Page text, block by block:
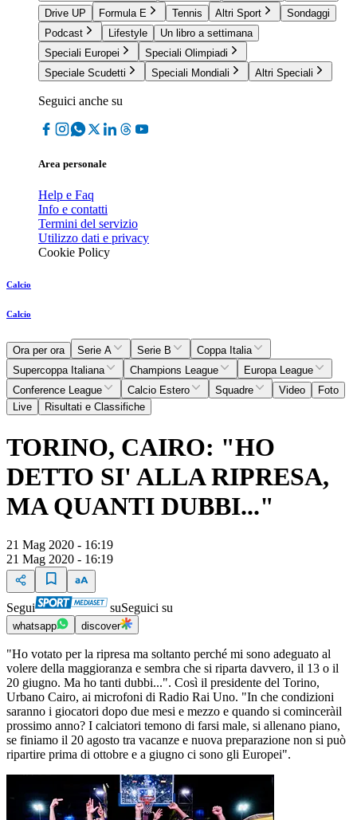
Drive UP
Formula E Tennis Altri Sport
Sondaggi
Podcast
Lifestyle
Un libro a settimana
Speciali Europei
Speciali Olimpiadi
Speciale Scudetti
Speciali Mondiali Altri Speciali
Seguici anche su
Area personale
Help e Faq
Info e contatti
Termini del servizio
Utilizzo dati e privacy
Cookie Policy
Calcio
Calcio
Ora per ora Serie A Serie B
Coppa Italia
Supercoppa Italiana
Champions League
Europa League
Conference League
Calcio Estero Squadre Video
Foto
Live
Risultati e Classifiche
TORINO, CAIRO: "HO
DETTO SI' ALLA RIPRESA,
MA QUANTI DUBBI..."
21 Mag 2020 - 16:19
21 Mag 2020 - 16:19
Segui suSeguici su
whatsapp discover
"Ho votato per la ripresa ma soltanto perché mi sono adeguato al
volere della maggioranza e sembra che si riparta davvero, il 13 o il
20 giugno. Ma ho tanti dubbi...". Così il presidente del Torino,
Urbano Cairo, ai microfoni di Radio Rai Uno. "In che condizioni
saranno i giocatori dopo due mesi e mezzo e quando si cominceràil
prossimo anno? I calciatori temono di farsi male, si allenano piano,
se finiamo il 20 agosto tra vacanze e nuova preparazione non si può
ripartire prima di ottobre e a giugno ci sono gli Europei".